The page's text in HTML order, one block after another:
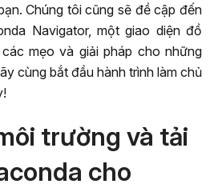
Chúng tôi cũng sẽ đề cập đến
Navigator, một giao diện đồ
mẹo và giải pháp cho những
cùng bắt đầu hành trình làm chủ
trường và tải
cho